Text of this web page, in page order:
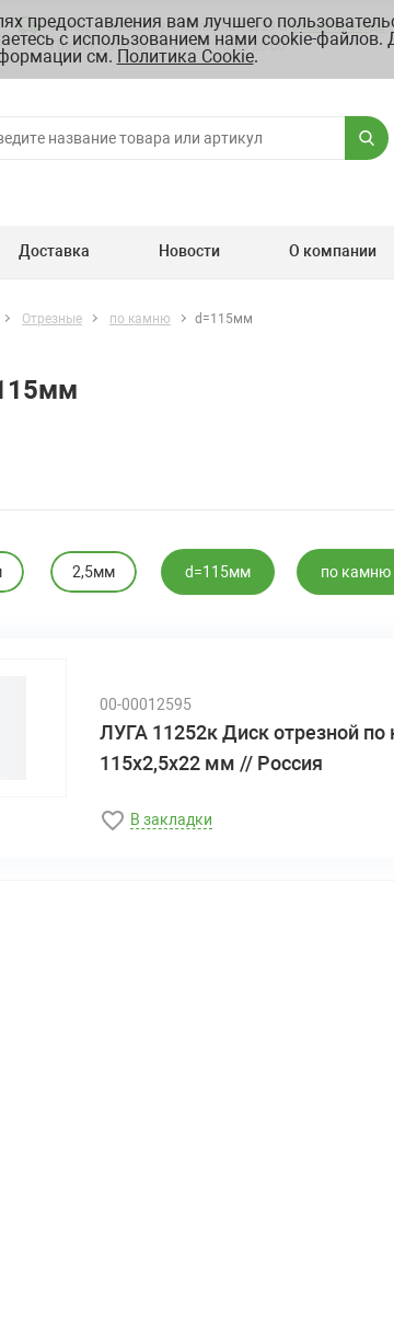
Склад: г. Москва, ул. Полярная, д.39 БСхема проезда
График работы ПН-ПТ с 8.00 до 20.00
Доставка Новости О компании
Отрезные по камню d=115мм
2,5мм d=115мм по камню
00-00012595
ЛУГА 11252к Диск отрезной
115х2,5х22 мм // Россия
В закладки
предоставления вам лучшего
с использованием нами cookie-файлов.
см. Политика Cookie.